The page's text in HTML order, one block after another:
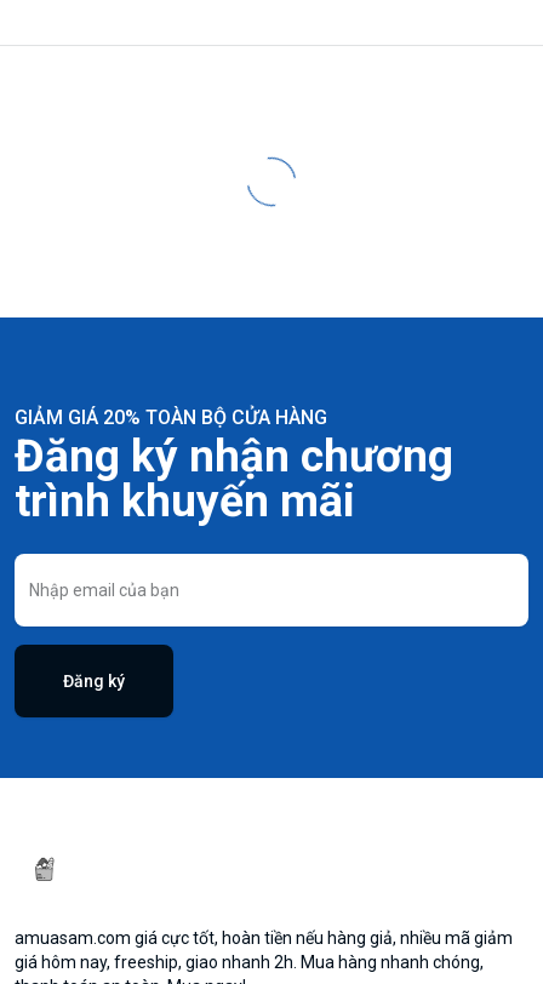
GIẢM GIÁ 20% TOÀN BỘ CỬA HÀNG
Đăng ký nhận chương
trình khuyến mãi
Đăng ký
amuasam.com giá cực tốt, hoàn tiền nếu hàng giả, nhiều mã giảm
giá hôm nay, freeship, giao nhanh 2h. Mua hàng nhanh chóng,